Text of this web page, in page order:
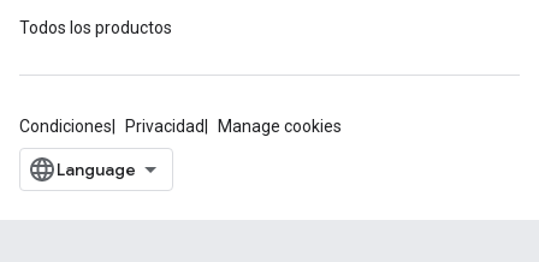
Todos los productos
Condiciones Privacidad Manage cookies